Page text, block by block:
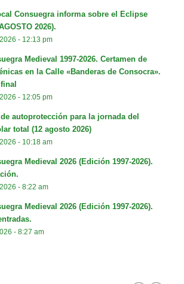
Consuegra informa sobre el Eclipse
2026).
- 12:13 pm
Medieval 1997-2026. Certamen de
en la Calle «Banderas de Consocra».
- 12:05 pm
autoprotección para la jornada del
total (12 agosto 2026)
- 10:18 am
Medieval 2026 (Edición 1997-2026).
- 8:22 am
Medieval 2026 (Edición 1997-2026).
- 8:27 am